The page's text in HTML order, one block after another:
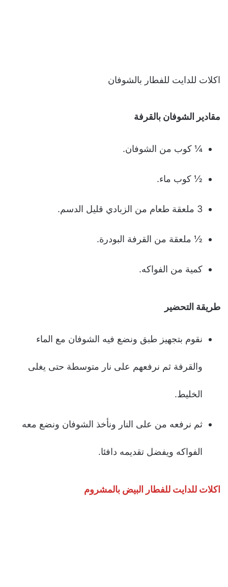
اكلات للدايت للفطار بالشوفان
مقادير الشوفان بالقرفة
¼ كوب من الشوفان.
½ كوب ماء.
3 ملعقة طعام من الزبادي قليل الدسم.
½ ملعقة من القرفة البودرة.
كمية من الفواكه.
طريقة التحضير
نقوم بتجهيز طبق ونضع فيه الشوفان مع الماء
والقرفة ثم نرفعهم على نار متوسطة حتى يغلى
الخليط.
ثم نرفعه من على النار ونأخذ الشوفان ونضع معه
الفواكه ويفضل تقديمه دافئا.
اكلات للدايت للفطار البيض بالمشروم